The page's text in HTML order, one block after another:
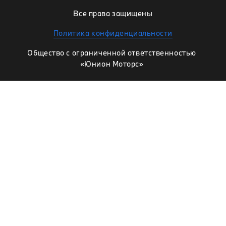
Все права защищены
Политика конфиденциальности
Общество с ограниченной ответственностью
«Юнион Моторс»